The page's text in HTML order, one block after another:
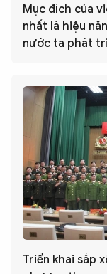
Mục đích của
nhất là hiệu
nước ta phát
Triển khai sắp